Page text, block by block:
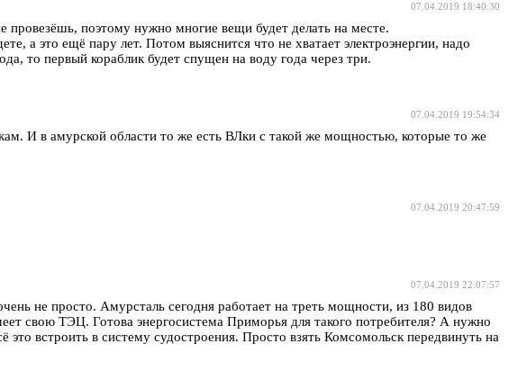
07.04.2019 18:40:30
провезёшь, поэтому нужно многие вещи будет делать на месте.
а это ещё пару лет. Потом выяснится что не хватает электроэнергии, надо
то первый кораблик будет спущен на воду года через три.
07.04.2019 19:54:34
И в амурской области то же есть ВЛки с такой же мощностью, которые то же
07.04.2019 20:47:59
07.04.2019 22:07:57
не просто. Амурсталь сегодня работает на треть мощности, из 180 видов
свою ТЭЦ. Готова энергосистема Приморья для такого потребителя? А нужно
встроить в систему судостроения. Просто взять Комсомольск передвинуть на